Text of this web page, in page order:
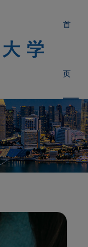
首
页